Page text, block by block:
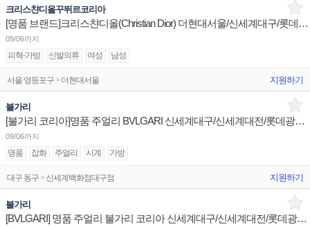
크리스챤디올꾸뛰르코리아
[명품 브랜드]크리스챤디올(Christian Dior) 더현대서울/신세계대구/롯데본점 판매사원 채용
09/06까지
피혁-가방 신발의류 여성 남성
서울 영등포구 > 더현대서울 지원하기
불가리
[불가리 코리아]명품 주얼리 BVLGARI 신세계대구/신세계대전/롯데광주 슈퍼바이저/판매사원 채용
09/06까지
명품 잡화 주얼리 시계 가방
대구 동구 > 신세계백화점대구점 지원하기
불가리
[BVLGARI] 명품 주얼리 불가리 코리아 신세계대구/신세계대전/롯데광주 판매사원 채용